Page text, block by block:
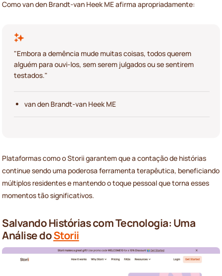
Como van den Brandt-van Heek ME afirma apropriadamente:
"Embora a demência mude muitas coisas, todos querem
alguém para ouvi-los, sem serem julgados ou se sentirem
testados."
van den Brandt-van Heek ME
Plataformas como o Storii garantem que a contação de histórias
continue sendo uma poderosa ferramenta terapêutica, beneficiando
múltiplos residentes e mantendo o toque pessoal que torna esses
momentos tão significativos.
Salvando Histórias com Tecnologia: Uma
Análise doStorii